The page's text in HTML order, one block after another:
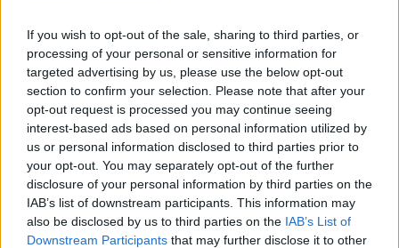
If you wish to opt-out of the sale, sharing to third parties, or
processing of your personal or sensitive information for
targeted advertising by us, please use the below opt-out
section to confirm your selection. Please note that after your
opt-out request is processed you may continue seeing
interest-based ads based on personal information utilized by
us or personal information disclosed to third parties prior to
your opt-out. You may separately opt-out of the further
disclosure of your personal information by third parties on the
IAB’s list of downstream participants. This information may
also be disclosed by us to third parties on the IAB’s List of
Downstream Participants that may further disclose it to other